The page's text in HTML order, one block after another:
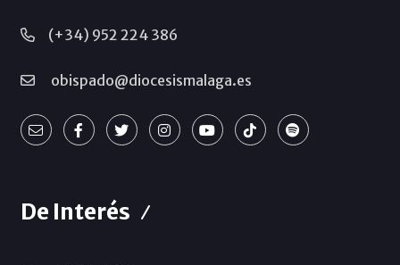
(+34) 952 224 386
obispado@diocesismalaga.es
De Interés